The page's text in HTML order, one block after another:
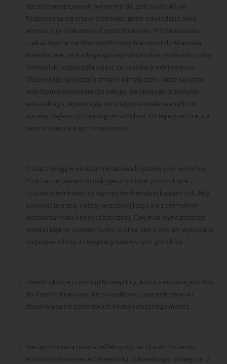
naszych miejscowych winnic ma długość około 40 km.
Rozpoczyna się ona w Krakowie, gdzie odwiedzisz dwie
winnice Jury Krakowsko-Częstochowskiej. Po zwiedzaniu
czekać będzie na Was komfortowy transport do Krakowa.
Mało kto wie, że tradycja uprawy winorośli w okolicach stolicy
Małopolski rozpoczęła się już za czasów średniowiecza.
Obserwując na bieżąco zmiany klimatyczne, które są coraz
większym wyzwaniem dla całego, światowego przemysłu
winiarskiego, wytworzyły się tutaj doskonałe warunki do
uprawy najlepszych winogron w Polsce. Po tej wycieczce, na
pewno sam się o tym przekonasz!
Zobacz drugą w okolicach Krakowa kopalnię soli - w Bochni.
Podczas tej wycieczki odkryjesz surowe, pochodzące z
czasów średniowiecza wyroby bocheńskiej kopalni soli. Aby
pokonać tę trasę, należy wcześniej liczyć się z niemałymi
wyzwaniami dla kondycji fizycznej. Cały trud wynagradzają
widoki i piękne surowe formy skalne, które zostały wykopane
na powierzchnię dzięki pracy tamtejszych górników.
Zwiedź okolice i centrum Nowej Huty, która zaliczana jest dziś
do dzielnic Krakowa, ale początkowo zaprojektowana i
zbudowana na podstawach komunistycznego miasta.
Niezapomniana i pełna refleksji wycieczka do muzeum
Auschwitz-Birkenau w Oświęcimiu. Odwiedzając to miejsce, z